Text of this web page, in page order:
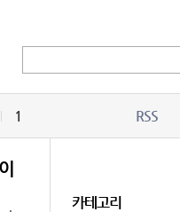
1 RSS
카테고리